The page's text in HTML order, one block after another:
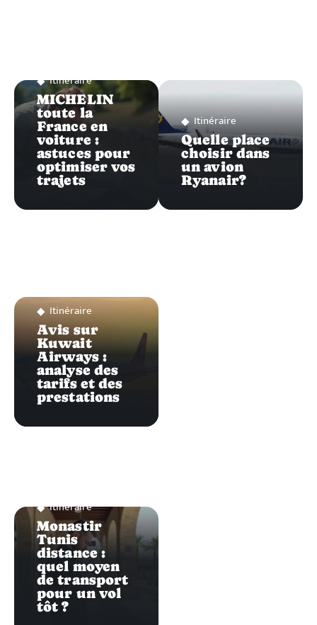
Itinéraire
MICHELIN
toute la
France en
voiture :
astuces pour
optimiser vos
trajets
Itinéraire
Avis sur
Kuwait
Airways :
analyse des
tarifs et des
prestations
Itinéraire
Monastir
Tunis
distance :
quel moyen
de transport
pour un vol
tôt ?
Itinéraire
Quelle place
choisir dans
un avion
Ryanair?